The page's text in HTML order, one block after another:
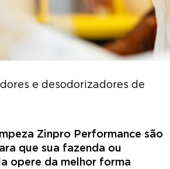
e desodorizadores de
Zinpro Performance são
que sua fazenda ou
opere da melhor forma